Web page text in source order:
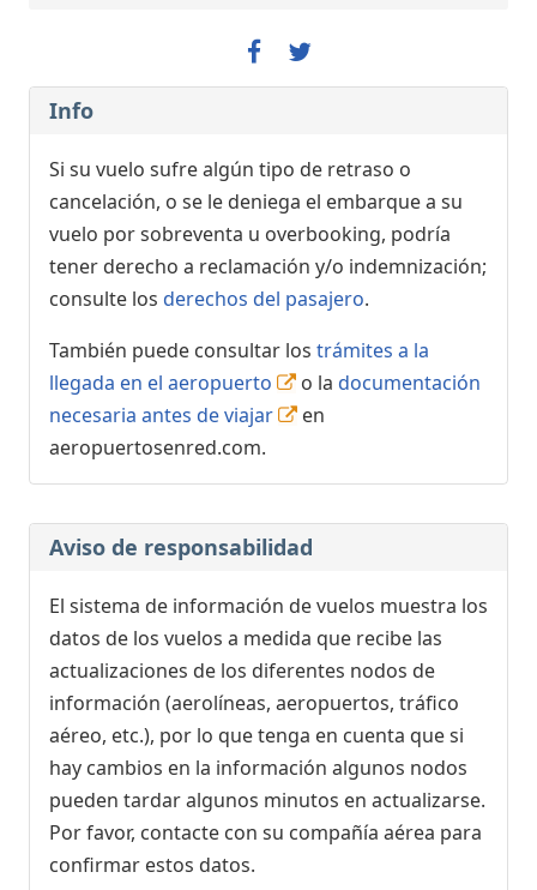
Info
Si su vuelo sufre algún tipo de retraso o
cancelación, o se le deniega el embarque a su
vuelo por sobreventa u overbooking, podría
tener derecho a reclamación y/o indemnización;
consulte los derechos del pasajero.
También puede consultar los trámites a la
llegada en el aeropuerto
o la documentación
necesaria antes de viajar
en
aeropuertosenred.com.
Aviso de responsabilidad
El sistema de información de vuelos muestra los
datos de los vuelos a medida que recibe las
actualizaciones de los diferentes nodos de
información (aerolíneas, aeropuertos, tráfico
aéreo, etc.), por lo que tenga en cuenta que si
hay cambios en la información algunos nodos
pueden tardar algunos minutos en actualizarse.
Por favor, contacte con su compañía aérea para
confirmar estos datos.